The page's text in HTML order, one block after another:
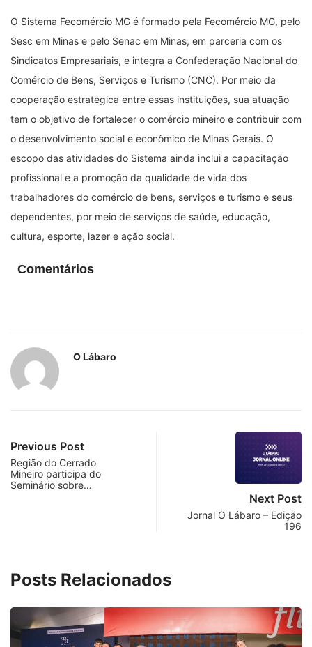
O Sistema Fecomércio MG é formado pela Fecomércio MG, pelo
Sesc em Minas e pelo Senac em Minas, em parceria com os
Sindicatos Empresariais, e integra a Confederação Nacional do
Comércio de Bens, Serviços e Turismo (CNC). Por meio da
cooperação estratégica entre essas instituições, sua atuação
tem o objetivo de fortalecer o comércio mineiro e contribuir com
o desenvolvimento social e econômico de Minas Gerais. O
escopo das atividades do Sistema ainda inclui a capacitação
profissional e a promoção da qualidade de vida dos
trabalhadores do comércio de bens, serviços e turismo e seus
dependentes, por meio de serviços de saúde, educação,
cultura, esporte, lazer e ação social.
Comentários
O Lábaro
Previous Post
Região do Cerrado
Mineiro participa do
Seminário sobre…
Next Post
Jornal O Lábaro – Edição
196
Posts Relacionados